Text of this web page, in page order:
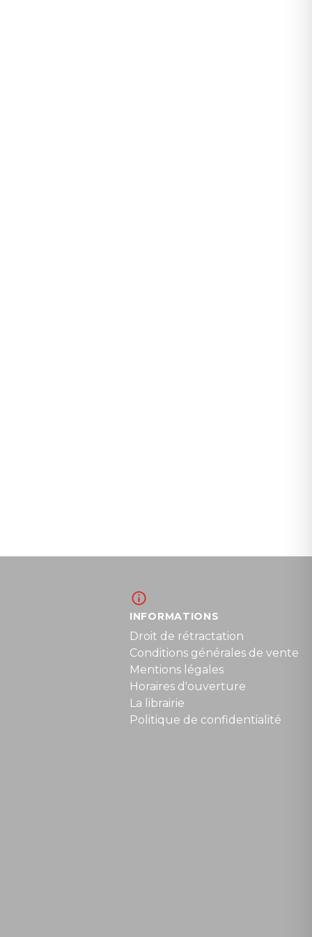
INFORMATIONS
Droit de rétractation
Conditions générales de vente
Mentions légales
Horaires d'ouverture
La librairie
Politique de confidentialité